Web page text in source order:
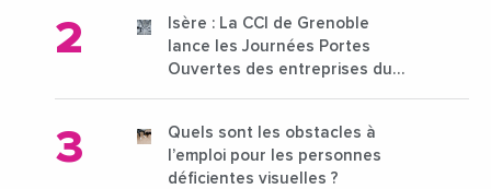
Isère : La CCI de Grenoble
lance les Journées Portes
Ouvertes des entreprises du
Quels sont les obstacles à
l’emploi pour les personnes
déficientes visuelles ?